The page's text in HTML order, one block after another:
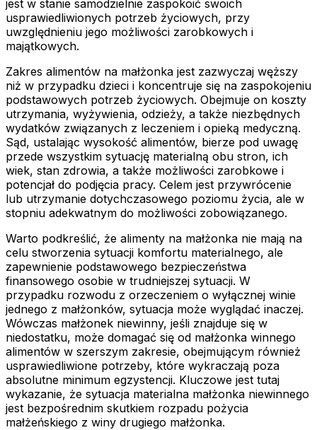
jest w stanie samodzielnie zaspokoić swoich
usprawiedliwionych potrzeb życiowych, przy
uwzględnieniu jego możliwości zarobkowych i
majątkowych.
Zakres alimentów na małżonka jest zazwyczaj węższy
niż w przypadku dzieci i koncentruje się na zaspokojeniu
podstawowych potrzeb życiowych. Obejmuje on koszty
utrzymania, wyżywienia, odzieży, a także niezbędnych
wydatków związanych z leczeniem i opieką medyczną.
Sąd, ustalając wysokość alimentów, bierze pod uwagę
przede wszystkim sytuację materialną obu stron, ich
wiek, stan zdrowia, a także możliwości zarobkowe i
potencjał do podjęcia pracy. Celem jest przywrócenie
lub utrzymanie dotychczasowego poziomu życia, ale w
stopniu adekwatnym do możliwości zobowiązanego.
Warto podkreślić, że alimenty na małżonka nie mają na
celu stworzenia sytuacji komfortu materialnego, ale
zapewnienie podstawowego bezpieczeństwa
finansowego osobie w trudniejszej sytuacji. W
przypadku rozwodu z orzeczeniem o wyłącznej winie
jednego z małżonków, sytuacja może wyglądać inaczej.
Wówczas małżonek niewinny, jeśli znajduje się w
niedostatku, może domagać się od małżonka winnego
alimentów w szerszym zakresie, obejmującym również
usprawiedliwione potrzeby, które wykraczają poza
absolutne minimum egzystencji. Kluczowe jest tutaj
wykazanie, że sytuacja materialna małżonka niewinnego
jest bezpośrednim skutkiem rozpadu pożycia
małżeńskiego z winy drugiego małżonka.